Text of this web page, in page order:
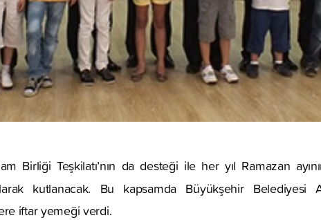
Birliği Teşkilatı’nın da desteği ile her yıl Ramazan
kutlanacak. Bu kapsamda Büyükşehir Belediyesi
iftar yemeği verdi.